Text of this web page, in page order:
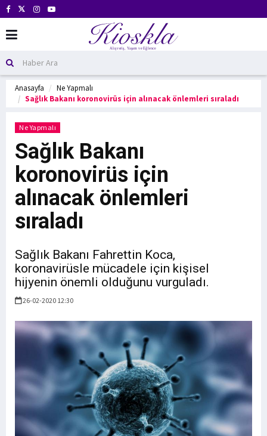
Anasayfa
Ne Yapmalı
Sağlık Bakanı koronovirüs için alınacak önlemleri sıraladı
Ne Yapmalı
Sağlık Bakanı
koronovirüs için
alınacak önlemleri
sıraladı
Sağlık Bakanı Fahrettin Koca,
koronavirüsle mücadele için kişisel
hijyenin önemli olduğunu vurguladı.
26-02-2020 12:30